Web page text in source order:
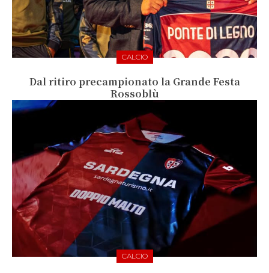
CALCIO
Dal ritiro precampionato la Grande Festa
Rossoblù
CALCIO